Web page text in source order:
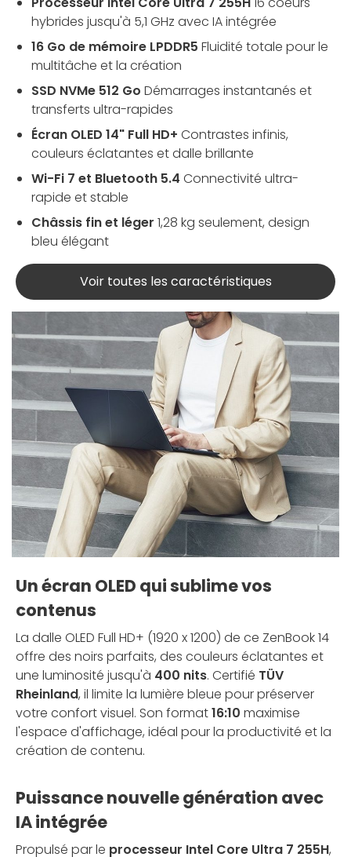
hybrides jusqu'à 5,1 GHz avec IA intégrée
16 Go de mémoire LPDDR5 Fluidité totale pour le
multitâche et la création
SSD NVMe 512 Go Démarrages instantanés et
transferts ultra-rapides
Écran OLED 14" Full HD+ Contrastes infinis,
couleurs éclatantes et dalle brillante
Wi-Fi 7 et Bluetooth 5.4 Connectivité ultra-
rapide et stable
Châssis fin et léger 1,28 kg seulement, design
bleu élégant
Voir toutes les caractéristiques
Un écran OLED qui sublime vos
contenus
La dalle OLED Full HD+ (1920 x 1200) de ce ZenBook 14
offre des noirs parfaits, des couleurs éclatantes et
une luminosité jusqu'à 400 nits. Certifié TÜV
Rheinland, il limite la lumière bleue pour préserver
votre confort visuel. Son format16:10 maximise
l'espace d'affichage, idéal pour la productivité et la
création de contenu.
Puissance nouvelle génération avec
IA intégrée
Propulsé par le processeur Intel Core Ultra 7 255H,